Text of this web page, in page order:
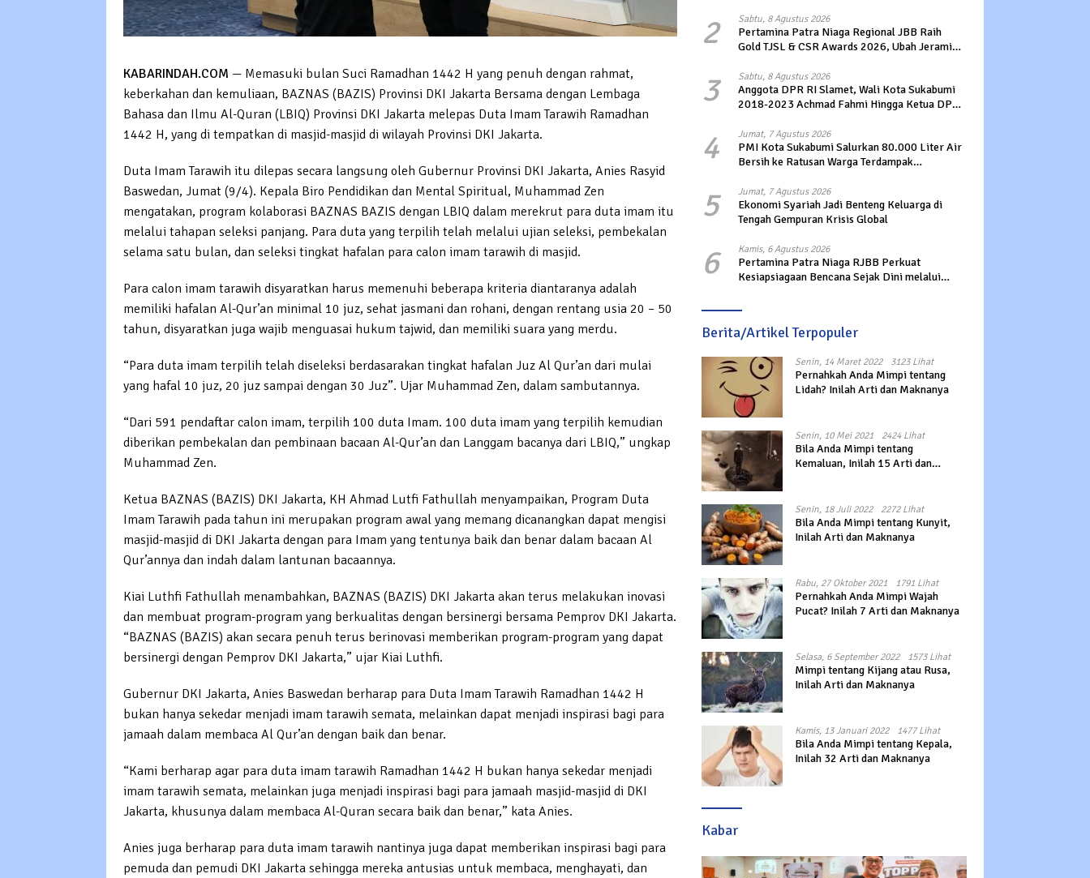
KABARINDAH.COM — Memasuki bulan Suci Ramadhan 1442 H yang penuh dengan rahmat,
keberkahan dan kemuliaan, BAZNAS (BAZIS) Provinsi DKI Jakarta Bersama dengan Lembaga
Bahasa dan Ilmu Al-Quran (LBIQ) Provinsi DKI Jakarta melepas Duta Imam Tarawih Ramadhan
1442 H, yang di tempatkan di masjid-masjid di wilayah Provinsi DKI Jakarta.
Duta Imam Tarawih itu dilepas secara langsung oleh Gubernur Provinsi DKI Jakarta, Anies Rasyid
Baswedan, Jumat (9/4). Kepala Biro Pendidikan dan Mental Spiritual, Muhammad Zen
mengatakan, program kolaborasi BAZNAS BAZIS dengan LBIQ dalam merekrut para duta imam itu
melalui tahapan seleksi panjang. Para duta yang terpilih telah melalui ujian seleksi, pembekalan
selama satu bulan, dan seleksi tingkat hafalan para calon imam tarawih di masjid.
Para calon imam tarawih disyaratkan harus memenuhi beberapa kriteria diantaranya adalah
memiliki hafalan Al-Qur’an minimal 10 juz, sehat jasmani dan rohani, dengan rentang usia 20 – 50
tahun, disyaratkan juga wajib menguasai hukum tajwid, dan memiliki suara yang merdu.
“Para duta imam terpilih telah diseleksi berdasarakan tingkat hafalan Juz Al Qur’an dari mulai
yang hafal 10 juz, 20 juz sampai dengan 30 Juz”. Ujar Muhammad Zen, dalam sambutannya.
“Dari 591 pendaftar calon imam, terpilih 100 duta Imam. 100 duta imam yang terpilih kemudian
diberikan pembekalan dan pembinaan bacaan Al-Qur’an dan Langgam bacanya dari LBIQ,” ungkap
Muhammad Zen.
Ketua BAZNAS (BAZIS) DKI Jakarta, KH Ahmad Lutfi Fathullah menyampaikan, Program Duta
Imam Tarawih pada tahun ini merupakan program awal yang memang dicanangkan dapat mengisi
masjid-masjid di DKI Jakarta dengan para Imam yang tentunya baik dan benar dalam bacaan Al
Qur’annya dan indah dalam lantunan bacaannya.
Kiai Luthfi Fathullah menambahkan, BAZNAS (BAZIS) DKI Jakarta akan terus melakukan inovasi
dan membuat program-program yang berkualitas dengan bersinergi bersama Pemprov DKI Jakarta.
“BAZNAS (BAZIS) akan secara penuh terus berinovasi memberikan program-program yang dapat
bersinergi dengan Pemprov DKI Jakarta,” ujar Kiai Luthfi.
Gubernur DKI Jakarta, Anies Baswedan berharap para Duta Imam Tarawih Ramadhan 1442 H
bukan hanya sekedar menjadi imam tarawih semata, melainkan dapat menjadi inspirasi bagi para
jamaah dalam membaca Al Qur’an dengan baik dan benar.
“Kami berharap agar para duta imam tarawih Ramadhan 1442 H bukan hanya sekedar menjadi
imam tarawih semata, melainkan juga menjadi inspirasi bagi para jamaah masjid-masjid di DKI
Jakarta, khusunya dalam membaca Al-Quran secara baik dan benar,” kata Anies.
Anies juga berharap para duta imam tarawih nantinya juga dapat memberikan inspirasi bagi para
pemuda dan pemudi DKI Jakarta sehingga mereka antusias untuk membaca, menghayati, dan
2 Sabtu, 8 Agustus 2026
Pertamina Patra Niaga Regional JBB Raih
Gold TJSL & CSR Awards 2026, Ubah Jerami
3 Sabtu, 8 Agustus 2026
Anggota DPR RI Slamet, Wali Kota Sukabumi
2018-2023 Achmad Fahmi Hingga Ketua DPD
PKS Sukabumi
4 Jumat, 7 Agustus 2026
PMI Kota Sukabumi Salurkan 80.000 Liter Air
Bersih ke Ratusan Warga Terdampak
5 Jumat, 7 Agustus 2026
Ekonomi Syariah Jadi Benteng Keluarga di
Tengah Gempuran Krisis Global
6 Kamis, 6 Agustus 2026
Pertamina Patra Niaga RJBB Perkuat
Kesiapsiagaan Bencana Sejak Dini melalui
Berita/Artikel Terpopuler
Senin, 14 Maret 2022 3123 Lihat
Pernahkah Anda Mimpi tentang
Lidah? Inilah Arti dan Maknanya
Senin, 10 Mei 2021 2424 Lihat
Bila Anda Mimpi tentang
Kemaluan, Inilah 15 Arti dan
Senin, 18 Juli 2022 2272 Lihat
Bila Anda Mimpi tentang Kunyit,
Inilah Arti dan Maknanya
Rabu, 27 Oktober 2021 1791 Lihat
Pernahkah Anda Mimpi Wajah
Pucat? Inilah 7 Arti dan Maknanya
Selasa, 6 September 2022 1573 Lihat
Mimpi tentang Kijang atau Rusa,
Inilah Arti dan Maknanya
Kamis, 13 Januari 2022 1477 Lihat
Bila Anda Mimpi tentang Kepala,
Inilah 32 Arti dan Maknanya
Kabar